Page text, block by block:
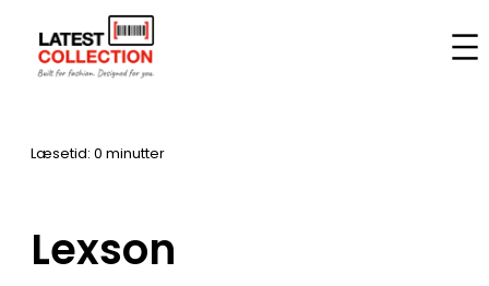
indhold
Hjem– Mærker–
Læsetid: 0 minutter
Lexson